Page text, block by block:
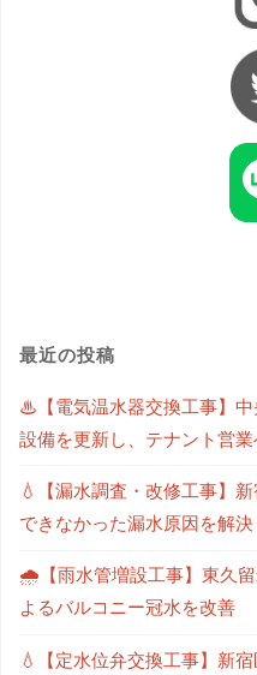
最近の投稿
♨【電気温水器交換工事】
設備を更新し、テナント営
💧【漏水調査・改修工事】
できなかった漏水原因を解決
🌧【雨水管増設工事】東久
よるバルコニー冠水を改善
💧【定水位弁交換工事】新